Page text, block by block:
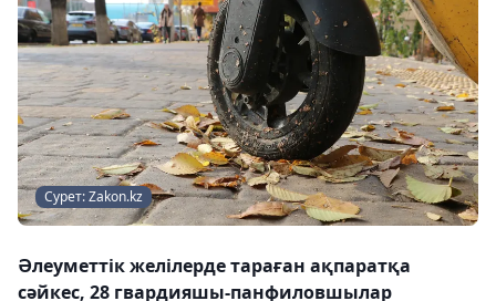
Сурет: Zakon.kz
Әлеуметтік желілерде тараған ақпаратқа
сәйкес, 28 гвардияшы-панфиловшылар